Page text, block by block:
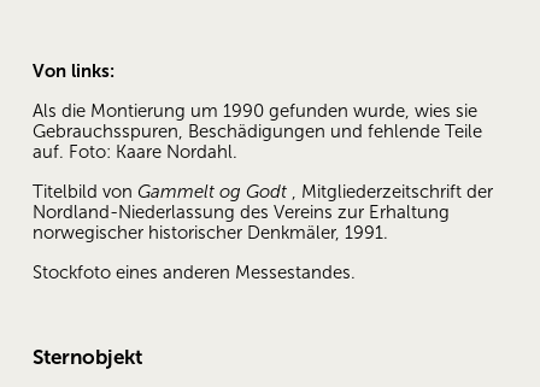
Von links:
Als die Montierung um 1990 gefunden wurde, wies sie
Gebrauchsspuren, Beschädigungen und fehlende Teile
auf. Foto: Kaare Nordahl.
Titelbild von Gammelt og Godt , Mitgliederzeitschrift der
Nordland-Niederlassung des Vereins zur Erhaltung
norwegischer historischer Denkmäler, 1991.
Stockfoto eines anderen Messestandes.
Sternobjekt